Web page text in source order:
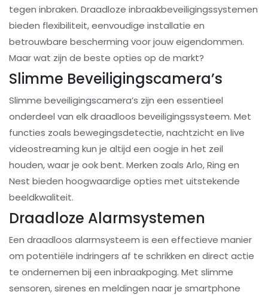
tegen inbraken. Draadloze inbraakbeveiligingssystemen
bieden flexibiliteit, eenvoudige installatie en
betrouwbare bescherming voor jouw eigendommen.
Maar wat zijn de beste opties op de markt?
Slimme Beveiligingscamera’s
Slimme beveiligingscamera’s zijn een essentieel
onderdeel van elk draadloos beveiligingssysteem. Met
functies zoals bewegingsdetectie, nachtzicht en live
videostreaming kun je altijd een oogje in het zeil
houden, waar je ook bent. Merken zoals Arlo, Ring en
Nest bieden hoogwaardige opties met uitstekende
beeldkwaliteit.
Draadloze Alarmsystemen
Een draadloos alarmsysteem is een effectieve manier
om potentiële indringers af te schrikken en direct actie
te ondernemen bij een inbraakpoging. Met slimme
sensoren, sirenes en meldingen naar je smartphone